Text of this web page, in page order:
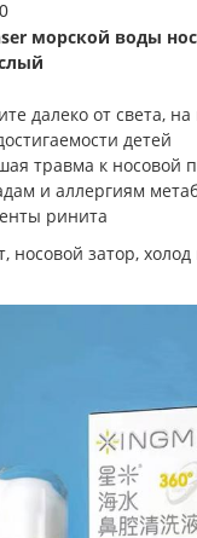
морской воды
далеко от света,
детей
травма к носовой
и аллергиям
ринита
носовой затор,